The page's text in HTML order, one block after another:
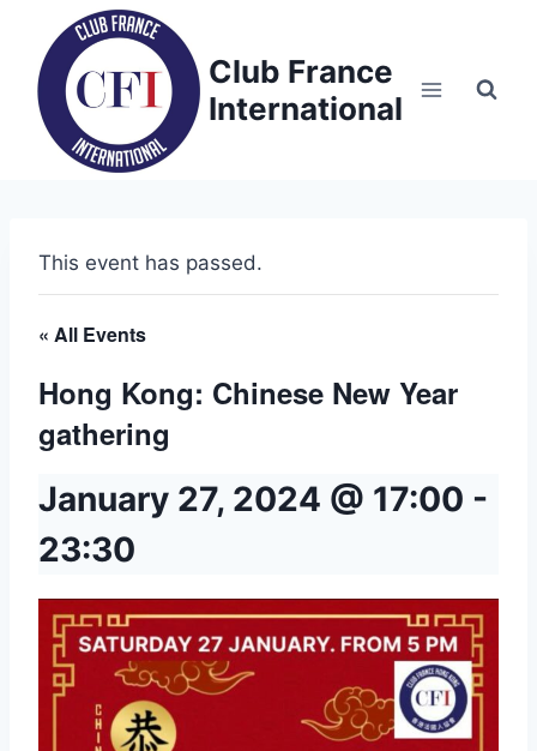
content
Club France
International
This event has passed.
« All Events
Hong Kong: Chinese New Year
gathering
January 27, 2024 @ 17:00 -
23:30